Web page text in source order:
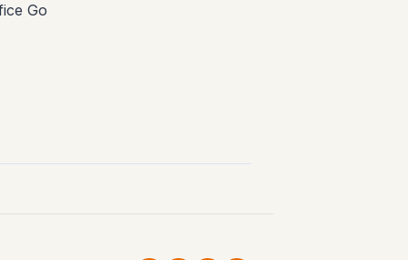
Go